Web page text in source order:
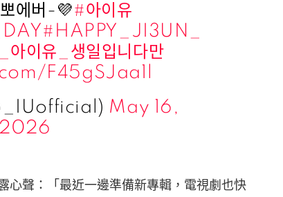
에버-💜#아이유
#HAPPY_JI3UN_
아이유_생일입니다만
F45gSJaa1l
May 16,
2026
心聲：「最近一邊準備新專輯，電視劇也快